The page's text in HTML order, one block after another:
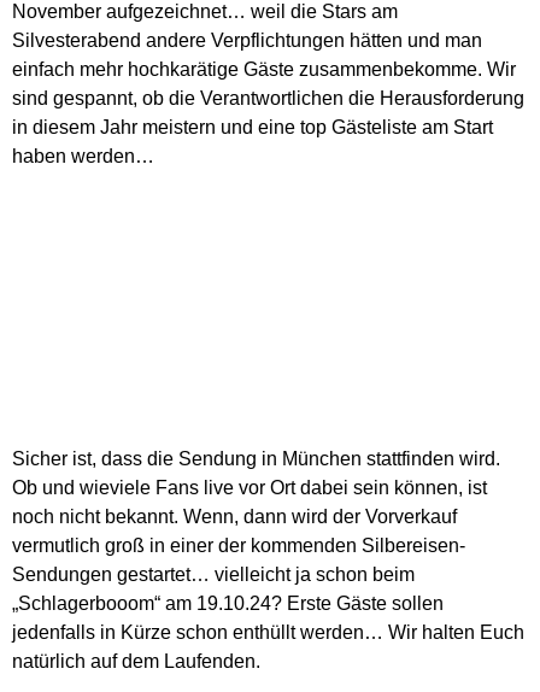
November aufgezeichnet… weil die Stars am
Silvesterabend andere Verpflichtungen hätten und man
einfach mehr hochkarätige Gäste zusammenbekomme. Wir
sind gespannt, ob die Verantwortlichen die Herausforderung
in diesem Jahr meistern und eine top Gästeliste am Start
haben werden…
Sicher ist, dass die Sendung in München stattfinden wird.
Ob und wieviele Fans live vor Ort dabei sein können, ist
noch nicht bekannt. Wenn, dann wird der Vorverkauf
vermutlich groß in einer der kommenden Silbereisen-
Sendungen gestartet… vielleicht ja schon beim
„Schlagerbooom“ am 19.10.24? Erste Gäste sollen
jedenfalls in Kürze schon enthüllt werden… Wir halten Euch
natürlich auf dem Laufenden.